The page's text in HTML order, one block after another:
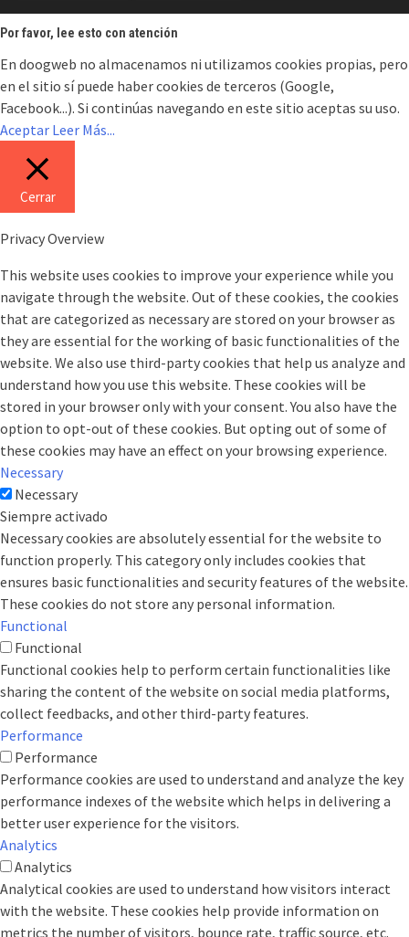
Por favor, lee esto con atención
En doogweb no almacenamos ni utilizamos cookies propias, pero
en el sitio sí puede haber cookies de terceros (Google,
Facebook...). Si continúas navegando en este sitio aceptas su uso.
Aceptar Leer Más...
Cerrar
Privacy Overview
This website uses cookies to improve your experience while you
navigate through the website. Out of these cookies, the cookies
that are categorized as necessary are stored on your browser as
they are essential for the working of basic functionalities of the
website. We also use third-party cookies that help us analyze and
understand how you use this website. These cookies will be
stored in your browser only with your consent. You also have the
option to opt-out of these cookies. But opting out of some of
these cookies may have an effect on your browsing experience.
Necessary
Necessary
Siempre activado
Necessary cookies are absolutely essential for the website to
function properly. This category only includes cookies that
ensures basic functionalities and security features of the website.
These cookies do not store any personal information.
Functional
Functional
Functional cookies help to perform certain functionalities like
sharing the content of the website on social media platforms,
collect feedbacks, and other third-party features.
Performance
Performance
Performance cookies are used to understand and analyze the key
performance indexes of the website which helps in delivering a
better user experience for the visitors.
Analytics
Analytics
Analytical cookies are used to understand how visitors interact
with the website. These cookies help provide information on
metrics the number of visitors, bounce rate, traffic source, etc.